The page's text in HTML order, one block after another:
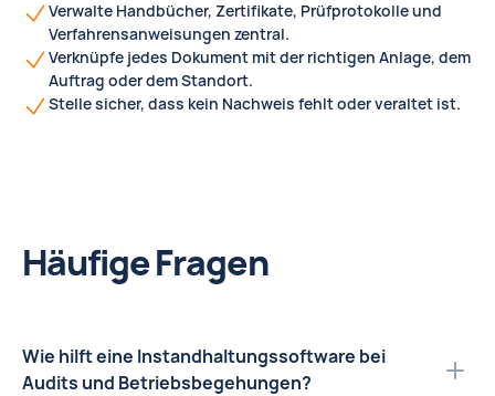
Verwalte Handbücher, Zertifikate, Prüfprotokolle und
Verfahrensanweisungen zentral.
Verknüpfe jedes Dokument mit der richtigen Anlage, dem
Auftrag oder dem Standort.
Stelle sicher, dass kein Nachweis fehlt oder veraltet ist.
Häufige Fragen
Wie hilft eine Instandhaltungssoftware bei
Audits und Betriebsbegehungen?